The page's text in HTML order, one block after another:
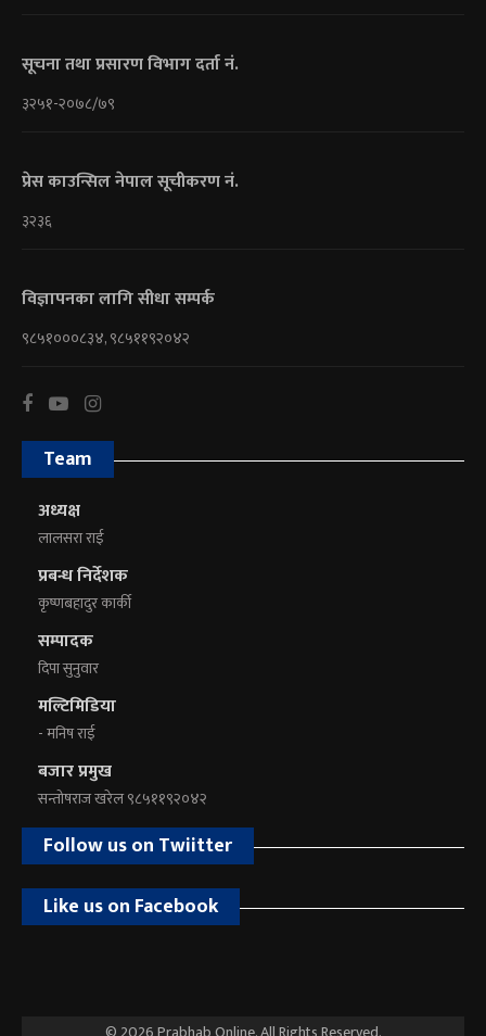
सूचना तथा प्रसारण विभाग दर्ता नं.
३२५१-२०७८/७९
प्रेस काउन्सिल नेपाल सूचीकरण नं.
३२३६
विज्ञापनका लागि सीधा सम्पर्क
९८५१०००८३४, ९८५११९२०४२
Team
अध्यक्ष
लालसरा राई
प्रबन्ध निर्देशक
कृष्णबहादुर कार्की
सम्पादक
दिपा सुनुवार
मल्टिमिडिया
- मनिष राई
बजार प्रमुख
सन्तोषराज खरेल ९८५११९२०४२
Follow us on Twiitter
Like us on Facebook